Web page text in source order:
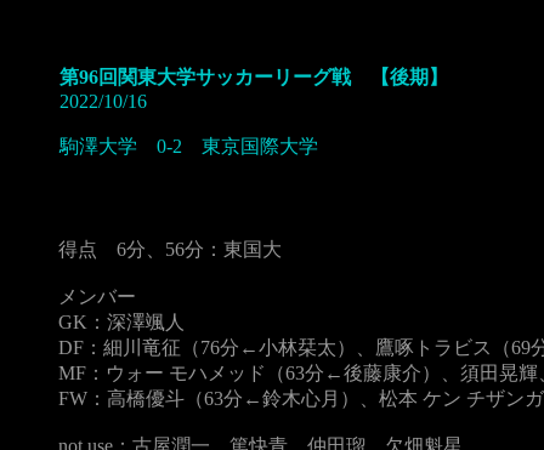
第96回関東大学サッカーリーグ戦 【後期】
2022/10/16
駒澤大学 0-2 東京国際大学
得点 6分、56分：東国大
メンバー
GK：深澤颯人
DF：細川竜征（76分←小林栞太）、鷹啄トラビス（
MF：ウォー モハメッド（63分←後藤康介）、須田晃
FW：高橋優斗（63分←鈴木心月）、松本 ケン チザンガ
not use：古屋潤一、篤快青、仲田瑠、欠畑魁星